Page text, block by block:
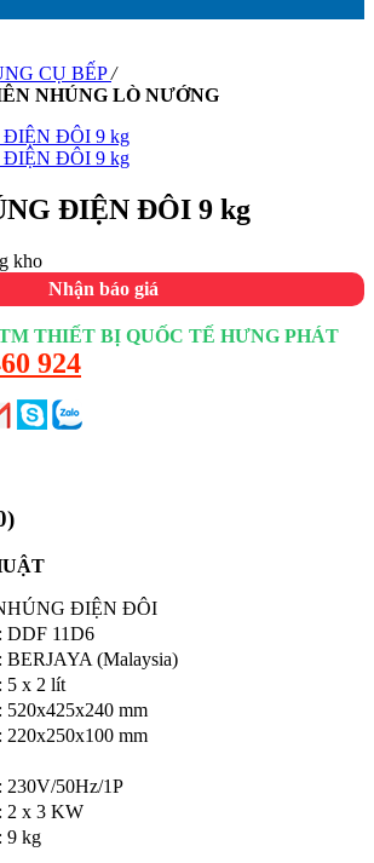
CỤ BẾP /
NHÚNG LÒ NƯỚNG
ĐIỆN ĐÔI 9 kg
kho
Nhận báo giá
THIẾT BỊ QUỐC TẾ HƯNG PHÁT
924
ĐIỆN ĐÔI
: DDF 11D6
: BERJAYA (Malaysia)
: 5 x 2 lít
: 520x425x240 mm
: 220x250x100 mm
: 230V/50Hz/1P
: 2 x 3 KW
: 9 kg